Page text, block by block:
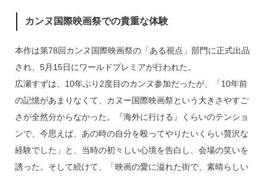
カンヌ国際映画祭での貴重な体験
本作は第78回カンヌ国際映画祭の「ある視点」部門に正式出品
され、5月15日にワールドプレミアが行われた。
広瀬すずは、10年ぶり2度目のカンヌ参加だったが、「10年前
の記憶があまりなくて、カヌー国際映画祭という大きさやすご
さが全然分からなかった。『海外に行ける』くらいのテンショ
ンで、今思えば、あの時の自分を殴ってやりたいくらい贅沢な
経験でした」と、当時の初々しい心境を告白し、会場の笑いを
誘った。そして続けて、「映画の愛に溢れた街で、素晴らしい